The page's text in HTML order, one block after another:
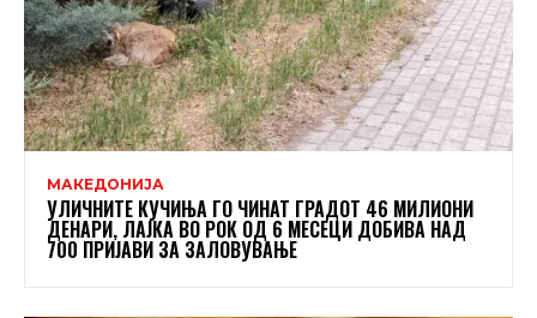
МАКЕДОНИЈА
УЛИЧНИТЕ КУЧИЊА ГО ЧИНАТ ГРАДОТ 46 МИЛИОНИ
ДЕНАРИ, ЛАЈКА ВО РОК ОД 6 МЕСЕЦИ ДОБИВА НАД
700 ПРИЈАВИ ЗА ЗАЛОВУВАЊЕ